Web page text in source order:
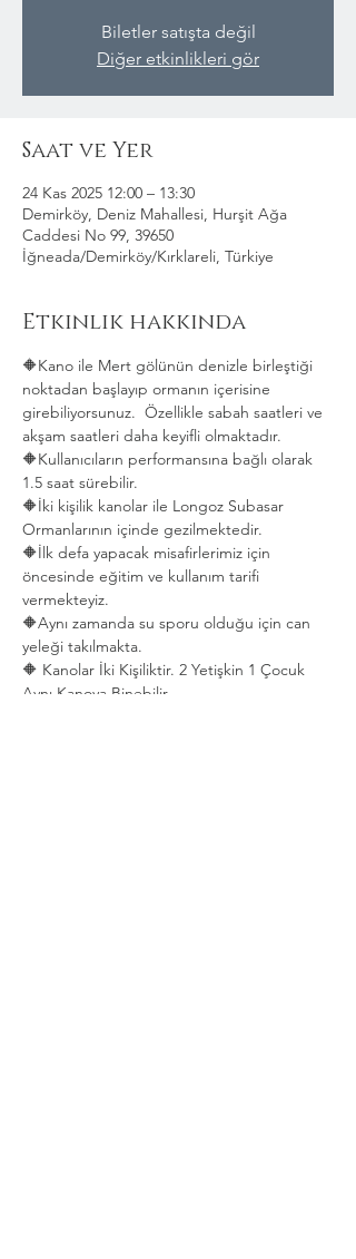
Biletler satışta değil
Diğer etkinlikleri gör
Saat ve Yer
24 Kas 2025 12:00 – 13:30
Demirköy, Deniz Mahallesi, Hurşit Ağa
Caddesi No 99, 39650
İğneada/Demirköy/Kırklareli, Türkiye
Etkinlik hakkında
🔶Kano ile Mert gölünün denizle birleştiği
noktadan başlayıp ormanın içerisine
girebiliyorsunuz.  Özellikle sabah saatleri ve
akşam saatleri daha keyifli olmaktadır.
🔶Kullanıcıların performansına bağlı olarak
1.5 saat sürebilir.
🔶İki kişilik kanolar ile Longoz Subasar
Ormanlarının içinde gezilmektedir.
🔶İlk defa yapacak misafirlerimiz için
öncesinde eğitim ve kullanım tarifi
vermekteyiz.
🔶Aynı zamanda su sporu olduğu için can
yeleği takılmakta.
🔶 Kanolar İki Kişiliktir. 2 Yetişkin 1 Çocuk
Aynı Kanoya Binebilir.